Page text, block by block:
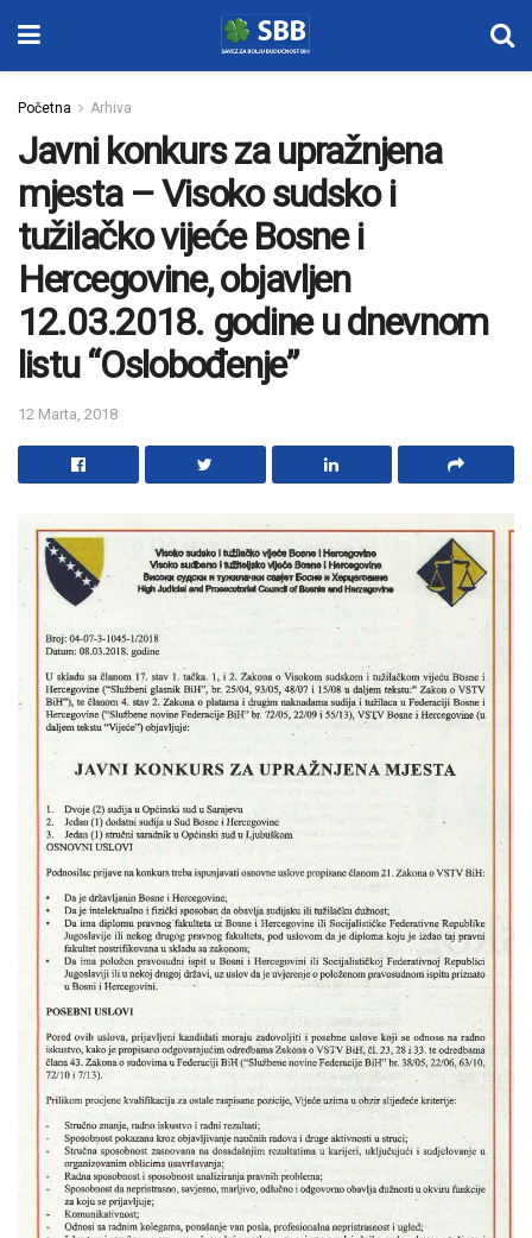
Početna Arhiva
Javni konkurs za upražnjena
mjesta – Visoko sudsko i
tužilačko vijeće Bosne i
Hercegovine, objavljen
12.03.2018. godine u dnevnom
listu “Oslobođenje”
12 Marta, 2018